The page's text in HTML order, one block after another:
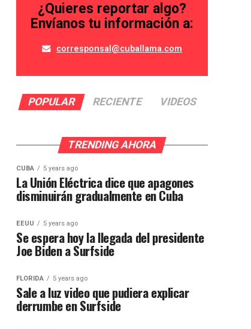
¿Quieres reportar algo?
Envíanos tu información a:
corresponsal@cuballama.com
POPULAR RECIENTE VIDEOS
TRENDING AHORA
CUBA 5 years ago
La Unión Eléctrica dice que apagones
disminuirán gradualmente en Cuba
EEUU 5 years ago
Se espera hoy la llegada del presidente
Joe Biden a Surfside
FLORIDA 5 years ago
Sale a luz video que pudiera explicar
derrumbe en Surfside